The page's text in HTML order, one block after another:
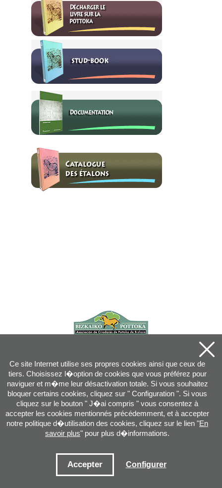
info@pottoka.info
Conditions d'Utilisation-Politique de Privacité-Politique des Cookies
Ce site Internet utilise ses propres cookies ainsi que ceux de
tiers. Choisissez l�option de cookies que vous préférez pour
naviguer et m�me leur désactivation totale. Si vous souhaitez
bloquer certains cookies, cliquez sur " Configuration ". Si vous
cliquez sur le bouton " J�ai compris " vous consentez à
accepter les cookies mentionnés précédemment, et à accepter
notre politique d�utilisation des cookies, cliquez sur le lien "En
savoir plus" pour plus d�informations.
Accepter Configurer